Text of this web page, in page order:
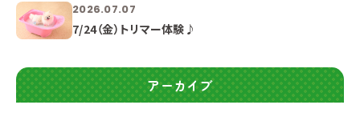
2026.07.07
7/24（金）トリマー体験♪
アーカイブ